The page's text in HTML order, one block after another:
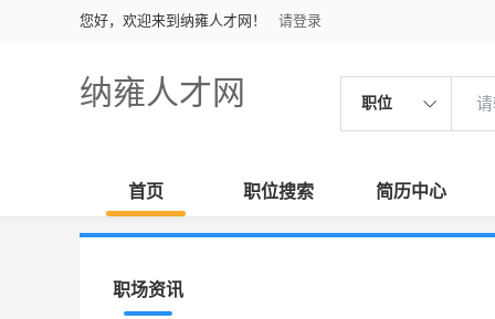
您好，欢迎来到纳雍人才网！ 请登录
纳雍人才网 职位
首页 职位搜索 简历中心
职场资讯